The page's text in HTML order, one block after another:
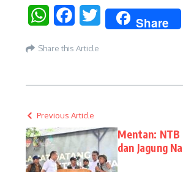
WhatsAppFacebookTwitter Share
Share this Article
Previous Article
Mentan:
dan Jagung